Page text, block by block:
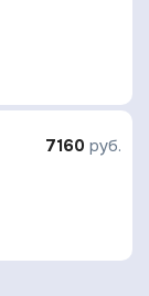
7160 руб.